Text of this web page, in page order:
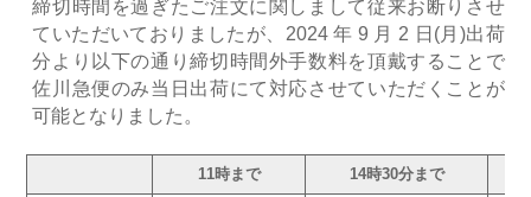
締切時間を過ぎたご注文に関しまして従来お断りさせ
ていただいておりましたが、2024 年 9 月 2 日(月)出荷
分より以下の通り締切時間外手数料を頂戴することで
佐川急便のみ当日出荷にて対応させていただくことが
可能となりました。
11時まで 14時30分まで